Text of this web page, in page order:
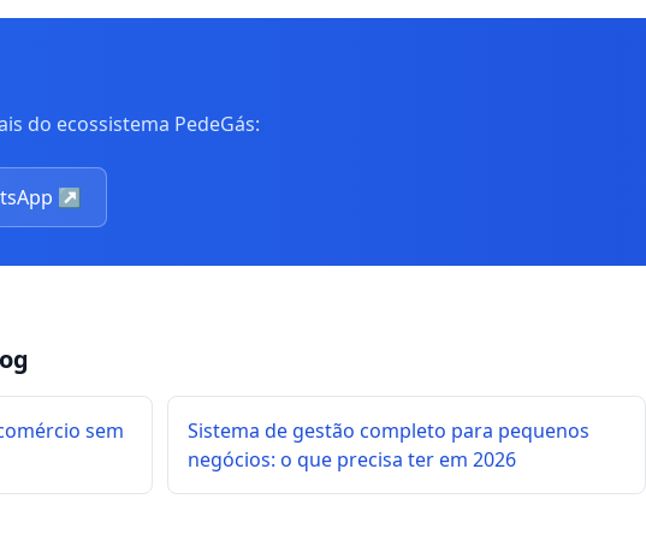
do ecossistema PedeGás:
↗
sem
Sistema de gestão completo para pequenos
negócios: o que precisa ter em 2026